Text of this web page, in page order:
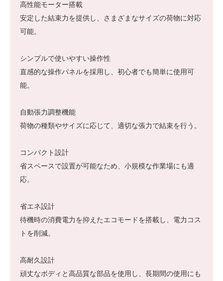
高性能モーター搭載
安定した結束力を提供し、さまざまなサイズの荷物に対応
可能。
シンプルで使いやすい操作性
直感的な操作パネルを採用し、初心者でも簡単に使用可
能。
自動張力調整機能
荷物の種類やサイズに応じて、適切な張力で結束を行う。
コンパクト設計
省スペースで設置が可能なため、小規模な作業場にも適
応。
省エネ設計
待機時の消費電力を抑えたエコモードを搭載し、電力コス
トを削減。
高耐久設計
頑丈なボディと高品質な部品を使用し、長期間の使用にも